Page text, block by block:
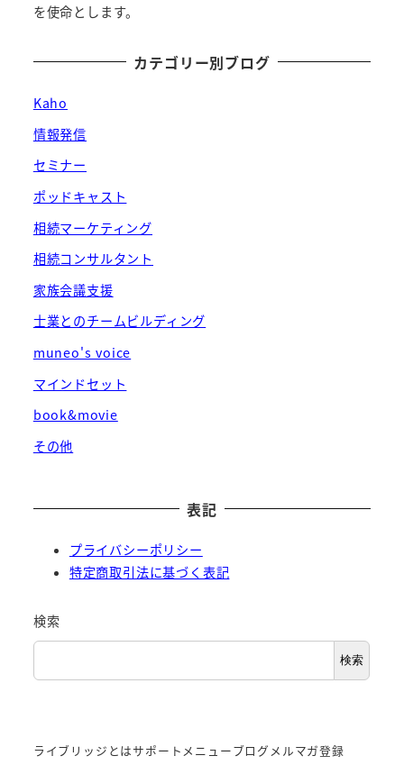
を使命とします。
カテゴリー別ブログ
Kaho
情報発信
セミナー
ポッドキャスト
相続マーケティング
相続コンサルタント
家族会議支援
士業とのチームビルディング
muneo's voice
マインドセット
book&movie
その他
表記
プライバシーポリシー
特定商取引法に基づく表記
検索
検索
ライブリッジとはサポートメニューブログ メルマガ登録